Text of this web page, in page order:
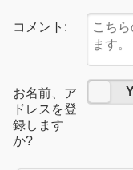
コメント:
お名前、ア
ドレスを登
録します
か?
No